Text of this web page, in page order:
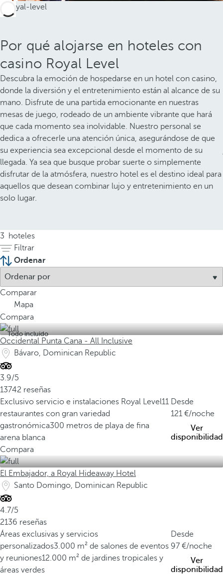
Por qué alojarse en hoteles con
casino Royal Level
Descubra la emoción de hospedarse en un hotel con casino,
donde la diversión y el entretenimiento están al alcance de su
mano. Disfrute de una partida emocionante en nuestras
mesas de juego, rodeado de un ambiente vibrante que hará
que cada momento sea inolvidable. Nuestro personal se
dedica a ofrecerle una atención única, asegurándose de que
su experiencia sea excepcional desde el momento de su
llegada. Ya sea que busque probar suerte o simplemente
disfrutar de la atmósfera, nuestro hotel es el destino ideal para
aquellos que desean combinar lujo y entretenimiento en un
solo lugar.
3
hoteles
Filtrar
Ordenar
Comparar
Mapa
Compara
Todo incluido
Occidental Punta Cana - All Inclusive
Bávaro, Dominican Republic
3.9/5
13742 reseñas
Exclusivo servicio e instalaciones Royal Level11
restaurantes con gran variedad
gastronómica300 metros de playa de fina
arena blanca
Desde
121
/noche
Ver
disponibilidad
Compara
El Embajador, a Royal Hideaway Hotel
Santo Domingo, Dominican Republic
4.7/5
2136 reseñas
Áreas exclusivas y servicios
personalizados3.000 m² de salones de eventos
y reuniones12.000 m² de jardines tropicales y
áreas verdes
Desde
97
/noche
Ver
disponibilidad